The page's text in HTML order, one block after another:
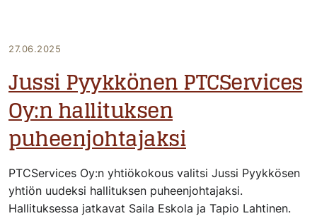
27.06.2025
Jussi Pyykkönen PTCServices
Oy:n hallituksen
puheenjohtajaksi
PTCServices Oy:n yhtiökokous valitsi Jussi Pyykkösen
yhtiön uudeksi hallituksen puheenjohtajaksi.
Hallituksessa jatkavat Saila Eskola ja Tapio Lahtinen.